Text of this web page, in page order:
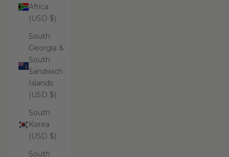
Africa
(USD $)
South
Georgia &
South
Sandwich
Islands
(USD $)
South
Korea
(USD $)
South